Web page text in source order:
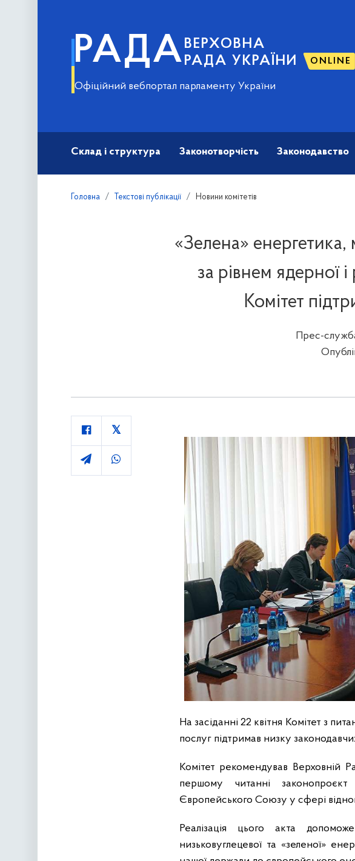
РАДА ВЕРХОВНА
РАДА УКРАЇНИ
ONLINE
Офіційний вебпортал парламенту України
Склад і структура Законотворчість Законодавство
Головна Текстові публікації Новини комітетів
«Зелена» енергетика,
за рівнем ядерної
Комітет
Прес-
На засіданні 22 квітня Комітет з
послуг підтримав низку
Комітет рекомендував Верховній
першому читанні законопроєкт
Європейського Союзу у сфері
Реалізація цього акта
низьковуглецевої та «зеленої»